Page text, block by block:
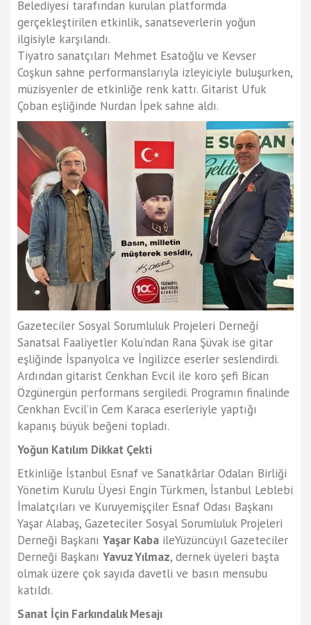
Belediyesi tarafından kurulan platformda
gerçekleştirilen etkinlik, sanatseverlerin yoğun
ilgisiyle karşılandı.
Tiyatro sanatçıları Mehmet Esatoğlu ve Kevser
Coşkun sahne performanslarıyla izleyiciyle buluşurken,
müzisyenler de etkinliğe renk kattı. Gitarist Ufuk
Çoban eşliğinde Nurdan İpek sahne aldı.
Gazeteciler Sosyal Sorumluluk Projeleri Derneği
Sanatsal Faaliyetler Kolu’ndan Rana Şüvak ise gitar
eşliğinde İspanyolca ve İngilizce eserler seslendirdi.
Ardından gitarist Cenkhan Evcil ile koro şefi Bican
Özgünergün performans sergiledi. Programın finalinde
Cenkhan Evcil’in Cem Karaca eserleriyle yaptığı
kapanış büyük beğeni topladı.
Yoğun Katılım Dikkat Çekti
Etkinliğe İstanbul Esnaf ve Sanatkârlar Odaları Birliği
Yönetim Kurulu Üyesi Engin Türkmen, İstanbul Leblebi
İmalatçıları ve Kuruyemişçiler Esnaf Odası Başkanı
Yaşar Alabaş, Gazeteciler Sosyal Sorumluluk Projeleri
Derneği Başkanı Yaşar Kaba ileYüzüncüyıl Gazeteciler
Derneği Başkanı Yavuz Yılmaz, dernek üyeleri başta
olmak üzere çok sayıda davetli ve basın mensubu
katıldı.
Sanat İçin Farkındalık Mesajı